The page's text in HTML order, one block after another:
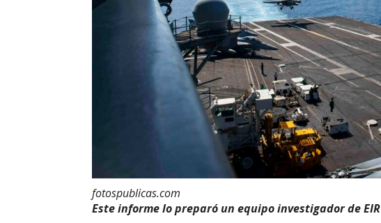
fotospublicas.com
Este informe lo preparó un equipo investigador de EIR